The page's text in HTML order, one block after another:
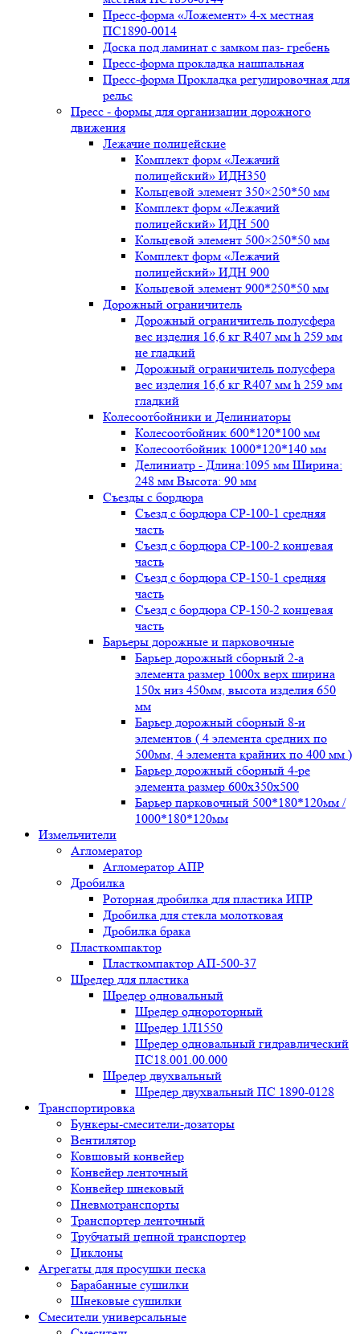
Пресс-форма «Ложемент» 4-х местная
ПС1890-0014
Доска под ламинат с замком паз- гребень
Пресс-форма прокладка нашпальная
Пресс-форма Прокладка регулировочная для
рельс
Пресс - формы для организации дорожного
движения
Лежачие полицейские
Комплект форм «Лежачий
полицейский» ИДН350
Кольцевой элемент 350×250*50 мм
Комплект форм «Лежачий
полицейский» ИДН 500
Кольцевой элемент 500×250*50 мм
Комплект форм «Лежачий
полицейский» ИДН 900
Кольцевой элемент 900*250*50 мм
Дорожный ограничитель
Дорожный ограничитель полусфера
вес изделия 16,6 кг R407 мм h 259 мм
не гладкий
Дорожный ограничитель полусфера
вес изделия 16,6 кг R407 мм h 259 мм
гладкий
Колесоотбойники и Делиниаторы
Колесоотбойник 600*120*100 мм
Колесоотбойник 1000*120*140 мм
Делиниатр - Длина:1095 мм Ширина:
248 мм Высота: 90 мм
Съезды с бордюра
Съезд с бордюра СР-100-1 средняя
часть
Съезд с бордюра СР-100-2 концевая
часть
Съезд с бордюра СР-150-1 средняя
часть
Съезд с бордюра СР-150-2 концевая
часть
Барьеры дорожные и парковочные
Барьер дорожный сборный 2-а
элемента размер 1000x верх ширина
150x низ 450мм, высота изделия 650
мм
Барьер дорожный сборный 8-и
элементов ( 4 элемента средних по
500мм, 4 элемента крайних по 400 мм )
Барьер дорожный сборный 4-ре
элемента размер 600x350x500
Барьер парковочный 500*180*120мм /
1000*180*120мм
Измельчители
Агломератор
Агломератор АПР
Дробилка
Роторная дробилка для пластика ИПР
Дробилка для стекла молотковая
Дробилка брака
Пласткомпактор
Пласткомпактор АП-500-37
Шредер для пластика
Шредер одновальный
Шредер однороторный
Шредер 1Л1550
Шредер одновальный гидравлический
ПС18.001.00.000
Шредер двухвальный
Шредер двухвальный ПС 1890-0128
Транспортировка
Бункеры-смесители-дозаторы
Вентилятор
Ковшовый конвейер
Конвейер ленточный
Конвейер шнековый
Пневмотранспорты
Транспортер ленточный
Трубчатый цепной транспортер
Циклоны
Агрегаты для просушки песка
Барабанные сушилки
Шнековые сушилки
Смесители универсальные